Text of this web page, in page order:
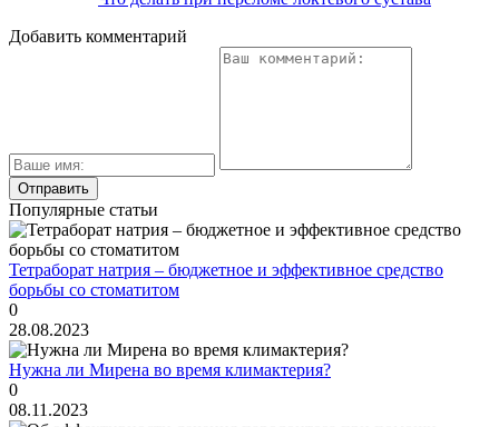
Добавить комментарий
Популярные статьи
Тетраборат натрия – бюджетное и эффективное средство
борьбы со стоматитом
0
28.08.2023
Нужна ли Мирена во время климактерия?
0
08.11.2023